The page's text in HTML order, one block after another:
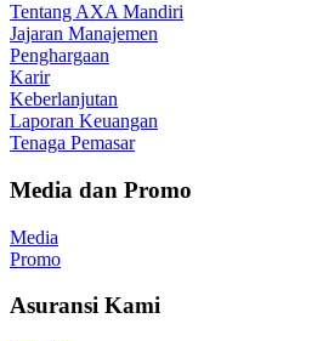
Tentang AXA Mandiri
Jajaran Manajemen
Penghargaan
Karir
Keberlanjutan
Laporan Keuangan
Tenaga Pemasar
Media dan Promo
Media
Promo
Asuransi Kami